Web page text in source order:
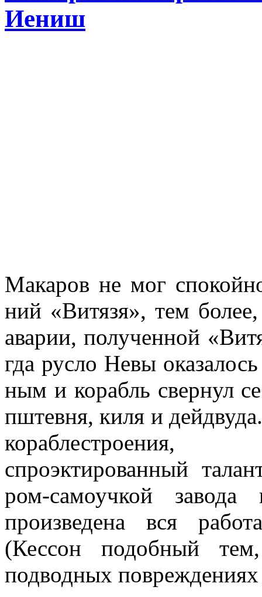
Иениш
Макаров не мог
ний «Витязя», тем более,
аварии, полученной
гда русло Невы
ным и корабль свернул
пштевня, киля и
спроэктированный
ром-самоучкой
произведена вся
(Кессон подобный
подводных